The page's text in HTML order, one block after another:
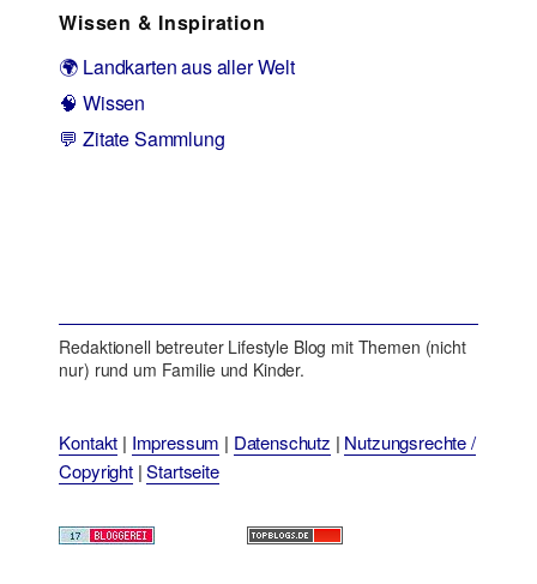
Wissen & Inspiration
🌍 Landkarten aus aller Welt
🧠 Wissen
💬 Zitate Sammlung
Redaktionell betreuter Lifestyle Blog mit Themen (nicht
nur) rund um Familie und Kinder.
Kontakt | Impressum | Datenschutz | Nutzungsrechte /
Copyright|Startseite